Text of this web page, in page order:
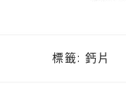
標籤: 鈣片